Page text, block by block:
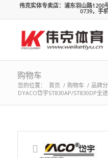
伟克实体专卖店：浦东羽山路1200
0739，手
购物车
您的位置： 首页 / 购物车 / 品牌
DYACO岱宇ST830AP/ST830DP全